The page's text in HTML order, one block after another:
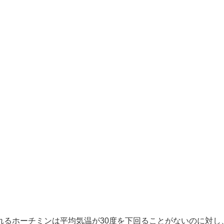
るホーチミンは平均気温が30度を下回ることがないのに対し